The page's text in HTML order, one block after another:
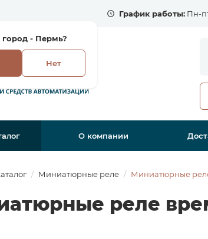
- Пермь?
Нет
График работы: Пн-
О компании
Миниатюрные реле Миниатюрные
реле